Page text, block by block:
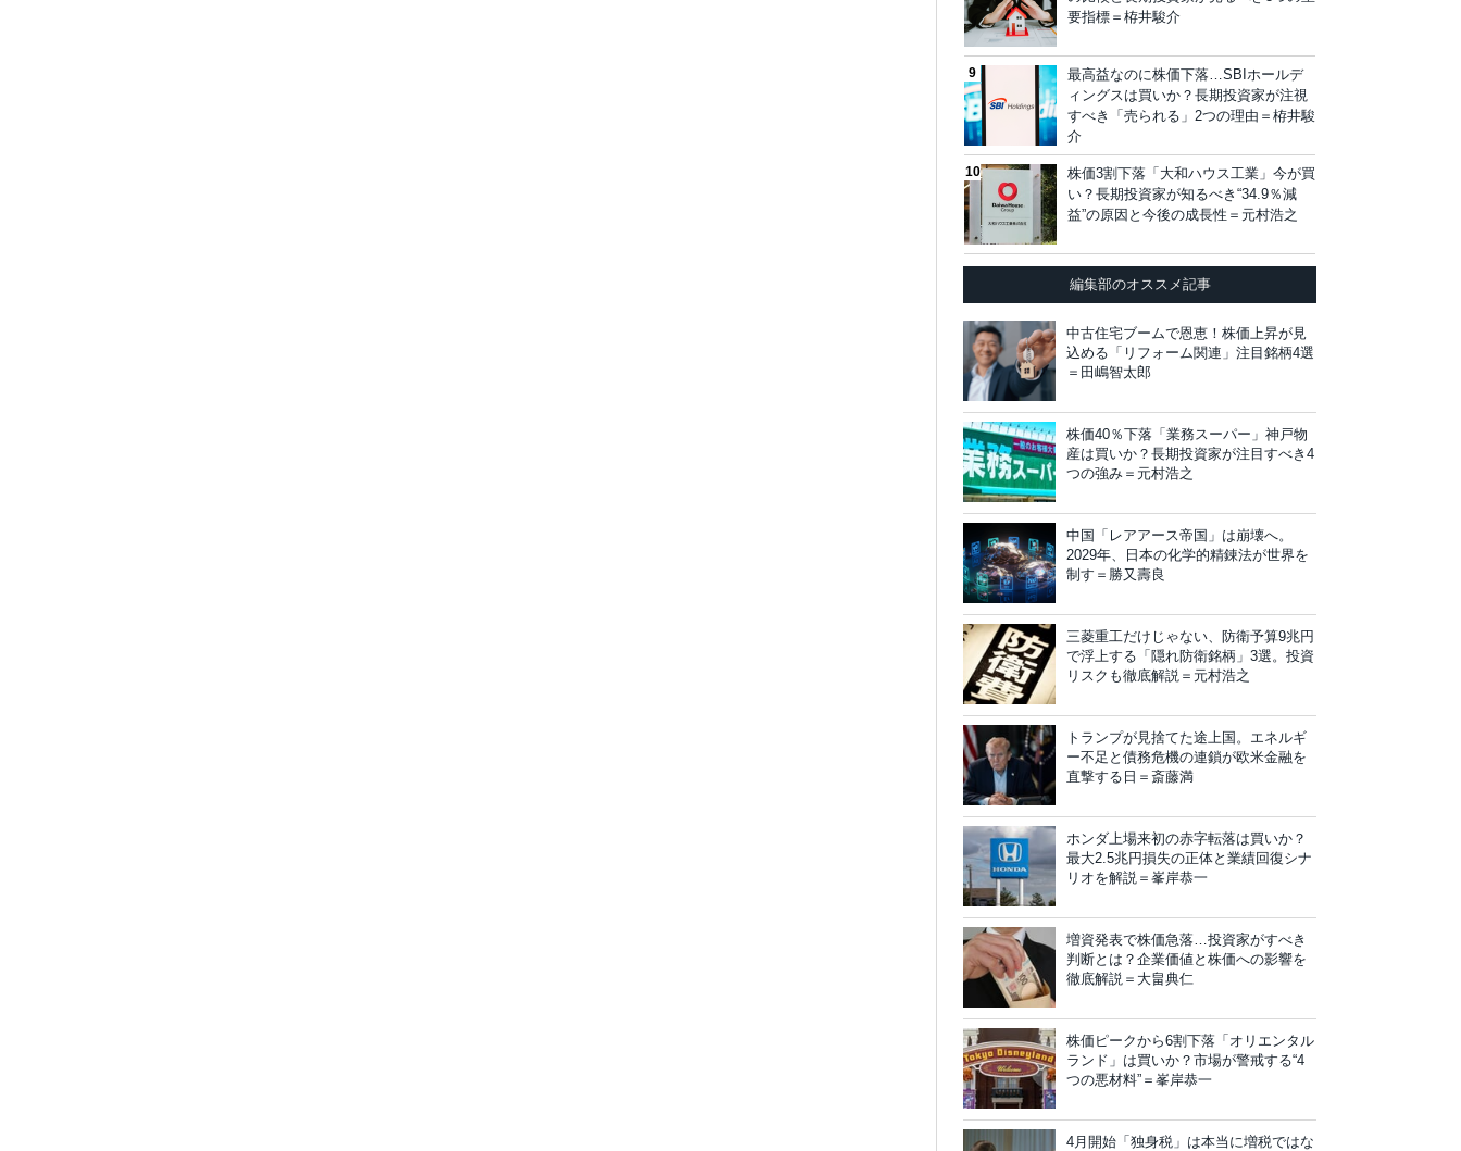
要指標＝栫井駿介
最高益なのに株価下落…SBIホールデ
ィングスは買いか？長期投資家が注視
すべき「売られる」2つの理由＝栫井駿
介
株価3割下落「大和ハウス工業」今が買
い？長期投資家が知るべき“34.9％減
益”の原因と今後の成長性＝元村浩之
編集部のオススメ記事
中古住宅ブームで恩恵！株価上昇が見
込める「リフォーム関連」注目銘柄4選
＝田嶋智太郎
株価40％下落「業務スーパー」神戸物
産は買いか？長期投資家が注目すべき4
つの強み＝元村浩之
中国「レアアース帝国」は崩壊へ。
2029年、日本の化学的精錬法が世界を
制す＝勝又壽良
三菱重工だけじゃない、防衛予算9兆円
で浮上する「隠れ防衛銘柄」3選。投資
リスクも徹底解説＝元村浩之
トランプが見捨てた途上国。エネルギ
ー不足と債務危機の連鎖が欧米金融を
直撃する日＝斎藤満
ホンダ上場来初の赤字転落は買いか？
最大2.5兆円損失の正体と業績回復シナ
リオを解説＝峯岸恭一
増資発表で株価急落…投資家がすべき
判断とは？企業価値と株価への影響を
徹底解説＝大畠典仁
株価ピークから6割下落「オリエンタル
ランド」は買いか？市場が警戒する“4
つの悪材料”＝峯岸恭一
4月開始「独身税」は本当に増税ではな